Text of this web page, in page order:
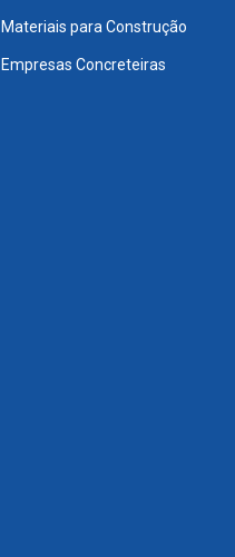
Materiais para Construção
Empresas Concreteiras